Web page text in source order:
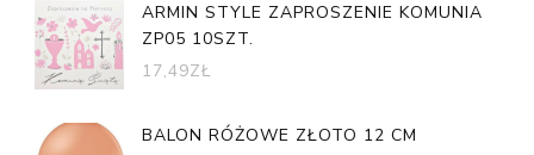
ARMIN STYLE ZAPROSZENIE KOMUNIA
ZP05 10SZT.
17,49ZŁ
BALON RÓŻOWE ZŁOTO 12 CM